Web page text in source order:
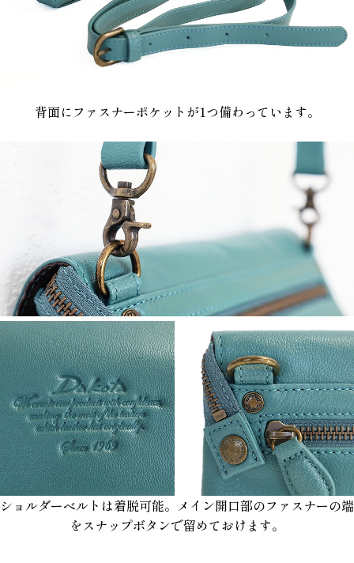
背面にファスナーポケットが1つ備わっています。
ショルダーベルトは着脱可能。メイン開口部のファスナーの端
をスナップボタンで留めておけます。